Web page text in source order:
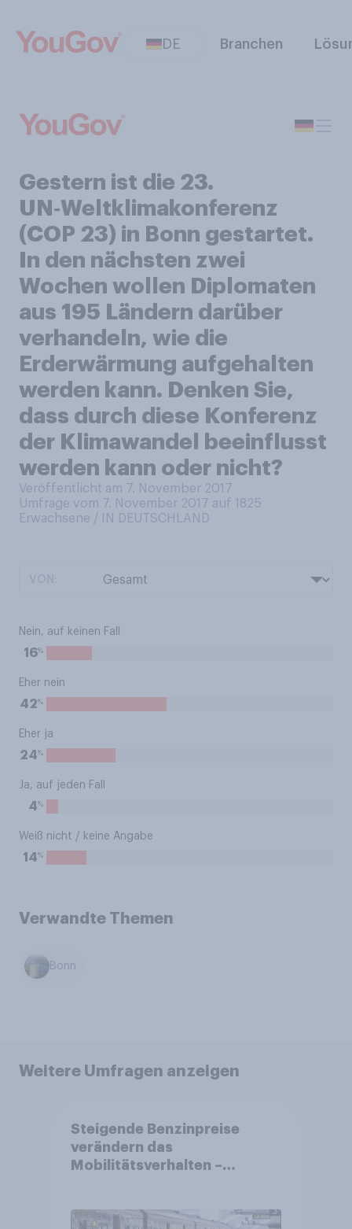
DE Branchen
Gestern ist die 23.
UN‑Weltklimakonferenz
(COP 23) in Bonn gestartet.
In den nächsten zwei
Wochen wollen Diplomaten
aus 195 Ländern darüber
verhandeln, wie die
Erderwärmung aufgehalten
werden kann. Denken Sie,
dass durch diese Konferenz
der Klimawandel beeinflusst
werden kann oder nicht?
Veröffentlicht am 7. November 2017
Umfrage vom 7. November 2017 auf 1825
Erwachsene / IN DEUTSCHLAND
Nein, auf keinen Fall
16%
Eher nein
42%
Eher ja
24%
Ja, auf jeden Fall
4%
Weiß nicht / keine Angabe
14%
Verwandte Themen
Bonn
Weitere Umfragen anzeigen
Steigende Benzinpreise
verändern das
Mobilitätsverhalten –
auf öffentliche